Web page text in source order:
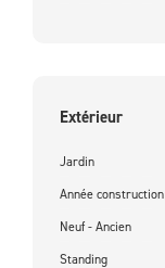
Extérieur
Jardin
Année construction
Neuf - Ancien
Standing